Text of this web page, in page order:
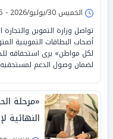
الخميس 30/يوليو/2026 - 03:55 م
تواصل وزارة التموين
أصحاب البطاقات التموينية
لكل مواطن» يرى استحقاقه
لضمان وصول الدعم
«مرحلة
النهائية